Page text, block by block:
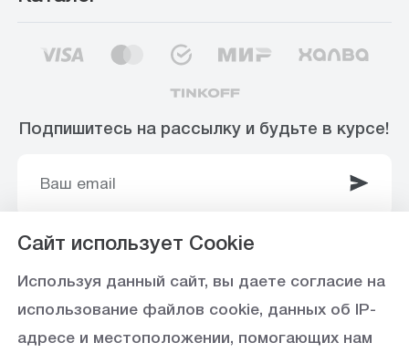
Подпишитесь на рассылку и будьте в курсе!
Ставропольское отделение №5230 ПАО Сбербанк,
БИК 040702615
Сайт использует Cookie
Используя данный сайт, вы даете согласие на
использование файлов cookie, данных об IP-
адресе и местоположении, помогающих нам